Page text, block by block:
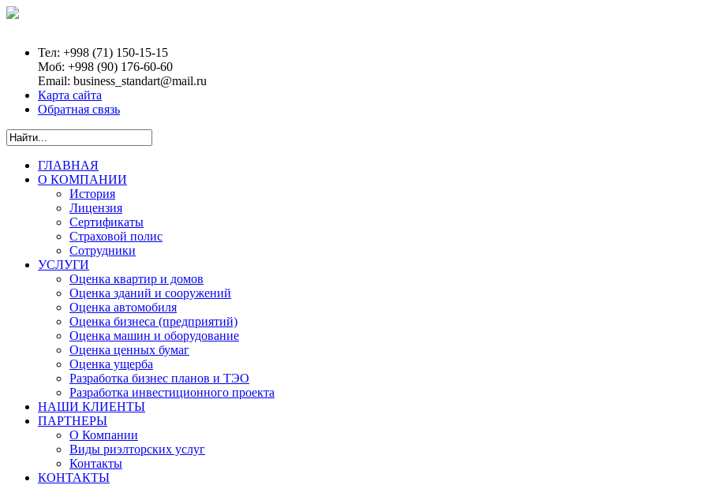
Тел: +998 (71) 150-15-15
Моб: +998 (90) 176-60-60
Email: business_standart@mail.ru
Карта сайта
Обратная связь
ГЛАВНАЯ
О КОМПАНИИ
История
Лицензия
Сертификаты
Страховой полис
Сотрудники
УСЛУГИ
Оценка квартир и домов
Оценка зданий и сооружений
Оценка автомобиля
Оценка бизнеса (предприятий)
Оценка машин и оборудование
Оценка ценных бумаг
Оценка ущерба
Разработка бизнес планов и ТЭО
Разработка инвестиционного проекта
НАШИ КЛИЕНТЫ
ПАРТНЕРЫ
О Компании
Виды риэлторских услуг
Контакты
КОНТАКТЫ